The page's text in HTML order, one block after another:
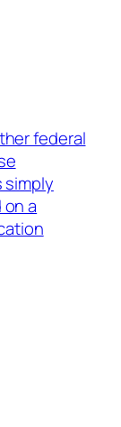
federal
a